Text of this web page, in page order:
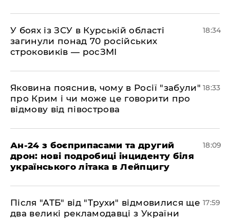
​У боях із ЗСУ в Курській області
загинули понад 70 російських
строковиків — росЗМІ
18:34
​Яковина пояснив, чому в Росії "забули"
про Крим і чи може це говорити про
відмову від півострова
18:33
​Ан-24 з боєприпасами та другий
дрон: нові подробиці інциденту біля
українського літака в Лейпцигу
18:09
​Після "АТБ" від "Трухи" відмовилися ще
два великі рекламодавці з України
17:59